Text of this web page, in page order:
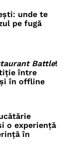
unde te
pe fugă
Battle!
între
în offline
o experiență
în